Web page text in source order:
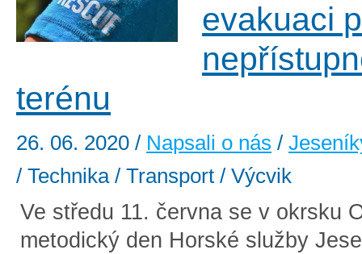
evakuaci
terénu
26. 06. 2020 / Napsali o nás /
/ Technika / Transport / Výcvik
Ve středu 11. června se v okrsku
metodický den Horské služby